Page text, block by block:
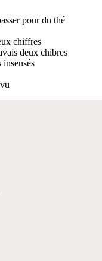
pour du thé
chiffres
deux chibres
insensés